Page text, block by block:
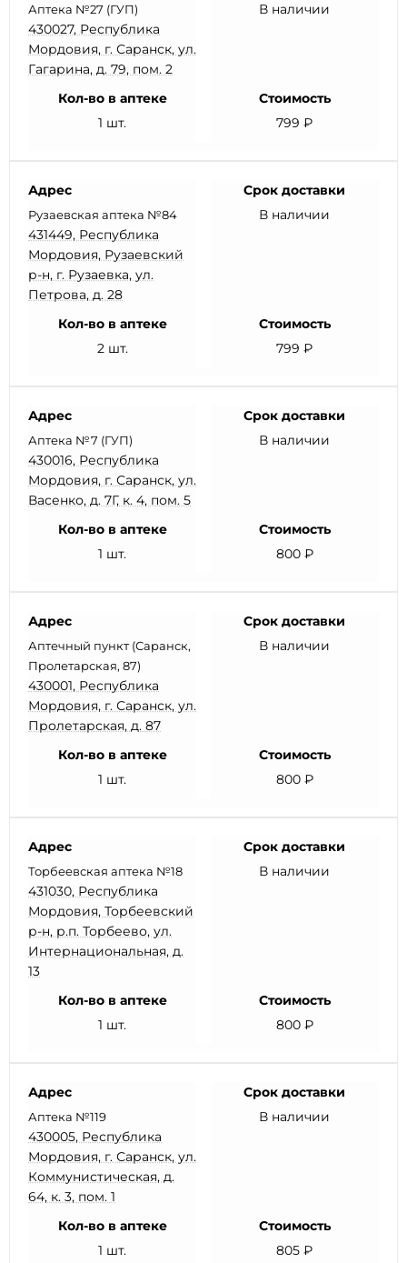
Аптека №27 (ГУП)
430027, Республика
Мордовия, г. Саранск, ул.
Гагарина, д. 79, пом. 2
В наличии
Кол-во в аптеке
1 шт.
Стоимость
799 ₽
Адрес
Рузаевская аптека №84
431449, Республика
Мордовия, Рузаевский
р-н, г. Рузаевка, ул.
Петрова, д. 28
Срок доставки
В наличии
Кол-во в аптеке
2 шт.
Стоимость
799 ₽
Адрес
Аптека №7 (ГУП)
430016, Республика
Мордовия, г. Саранск, ул.
Васенко, д. 7Г, к. 4, пом. 5
Срок доставки
В наличии
Кол-во в аптеке
1 шт.
Стоимость
800 ₽
Адрес
Аптечный пункт (Саранск,
Пролетарская, 87)
430001, Республика
Мордовия, г. Саранск, ул.
Пролетарская, д. 87
Срок доставки
В наличии
Кол-во в аптеке
1 шт.
Стоимость
800 ₽
Адрес
Торбеевская аптека №18
431030, Республика
Мордовия, Торбеевский
р-н, р.п. Торбеево, ул.
Интернациональная, д.
13
Срок доставки
В наличии
Кол-во в аптеке
1 шт.
Стоимость
800 ₽
Адрес
Аптека №119
430005, Республика
Мордовия, г. Саранск, ул.
Коммунистическая, д.
64, к. 3, пом. 1
Срок доставки
В наличии
Кол-во в аптеке
1 шт.
Стоимость
805 ₽